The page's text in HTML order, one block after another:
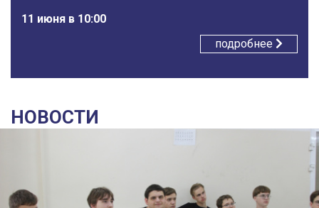
11 июня в 10:00
подробнее
НОВОСТИ